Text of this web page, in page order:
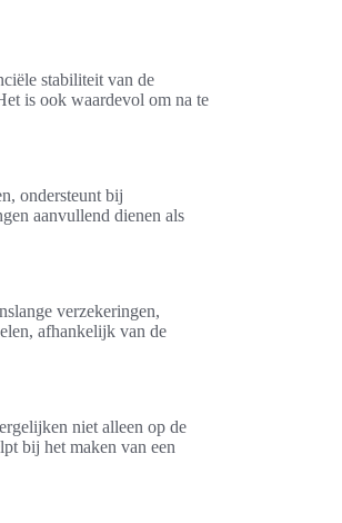
stabiliteit van de
is ook waardevol om na te
ondersteunt bij
aanvullend dienen als
verzekeringen,
afhankelijk van de
niet alleen op de
bij het maken van een